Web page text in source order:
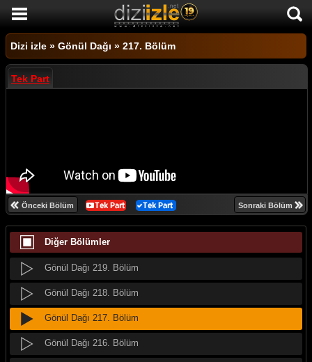
DİZİ İZLE
AKTİF DİZİLER
SON EKLENEN DİZİLER
KOMEDİ
DUYGUSAL
TARİHİ
TV SHOW
GENÇLİK
DİZİ HABERLERİ
Dizi izle » Gönül Dağı » 217. Bölüm
Tek Part
Önceki Bölüm Sonraki Bölüm
Diğer Bölümler
Gönül Dağı 220. Bölüm
Gönül Dağı 219. Bölüm
Gönül Dağı 218. Bölüm
Gönül Dağı 217. Bölüm
Gönül Dağı 216. Bölüm